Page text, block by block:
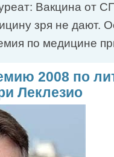
Вакцина от
зря не дают.
по медицине
2008 по
Леклезио